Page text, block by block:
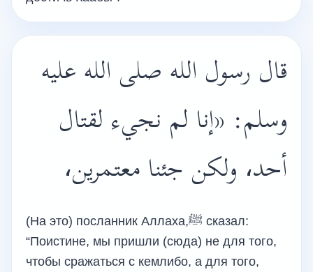
قال رسول الله صلى الله عليه
وسلم: «إنا لم نجيء لقتال
أحد، ولكن جئنا معتمرين،
(На это) посланник Аллаха,ﷺ сказал:
“Поистине, мы пришли (сюда) не для того,
чтобы сражаться с кемлибо, а для того,